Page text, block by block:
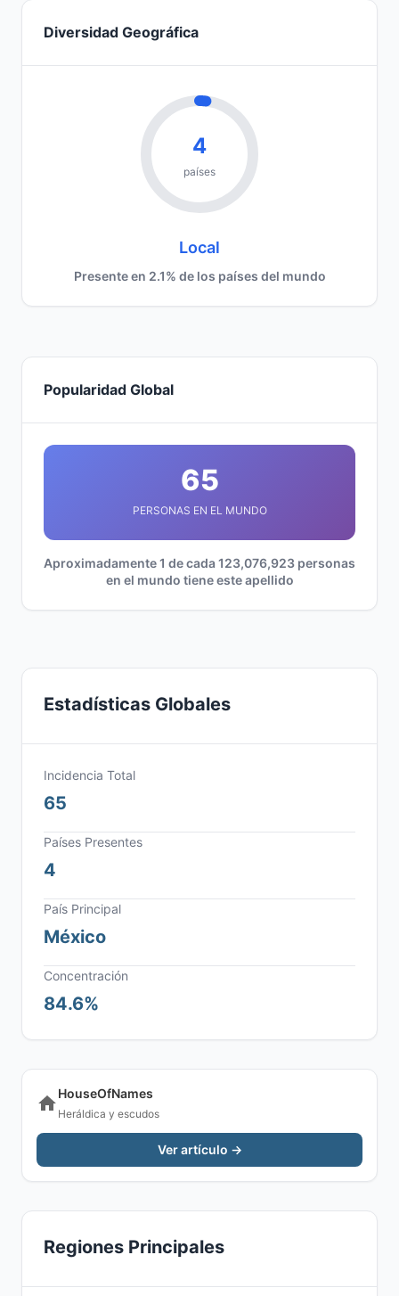
Diversidad Geográfica
4
países
Local
Presente en 2.1% de los países del mundo
Popularidad Global
65
PERSONAS EN EL MUNDO
Aproximadamente 1 de cada 123,076,923 personas
en el mundo tiene este apellido
Estadísticas Globales
Incidencia Total
65
Países Presentes
4
País Principal
México
Concentración
84.6%
HouseOfNames
Heráldica y escudos
Ver artículo →
Regiones Principales